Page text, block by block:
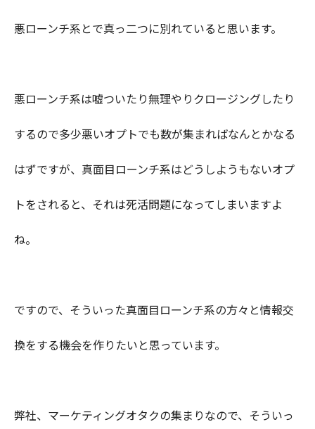
悪ローンチ系とで真っ二つに別れていると思います。
悪ローンチ系は嘘ついたり無理やりクロージングしたり
するので多少悪いオプトでも数が集まればなんとかなる
はずですが、真面目ローンチ系はどうしようもないオプ
トをされると、それは死活問題になってしまいますよ
ね。
ですので、そういった真面目ローンチ系の方々と情報交
換をする機会を作りたいと思っています。
弊社、マーケティングオタクの集まりなので、そういっ